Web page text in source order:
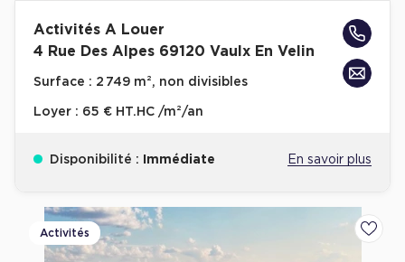
Activités A Louer
4 Rue Des Alpes 69120 Vaulx En Velin
Surface : 2 749 m², non divisibles
Loyer : 65 € HT.HC /m²/an
Disponibilité : Immédiate En savoir plus
Activités